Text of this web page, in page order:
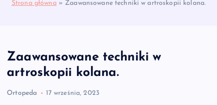
Strona główna » Zaawansowane techniki w artroskopii kolana.
Zaawansowane techniki w
artroskopii kolana.
Ortopeda 17 września, 2023